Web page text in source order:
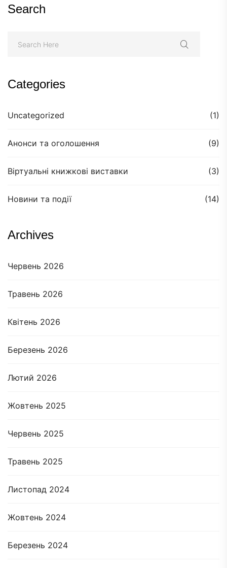
Search
Categories
Uncategorized (1)
Анонси та оголошення (9)
Віртуальні книжкові виставки (3)
Новини та події (14)
Archives
Червень 2026
Травень 2026
Квітень 2026
Березень 2026
Лютий 2026
Жовтень 2025
Червень 2025
Травень 2025
Листопад 2024
Жовтень 2024
Березень 2024